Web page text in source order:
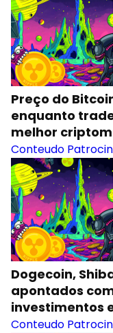
Preço do
enquanto
melhor
Conteudo
Dogecoin,
apontados
investimentos
Conteudo